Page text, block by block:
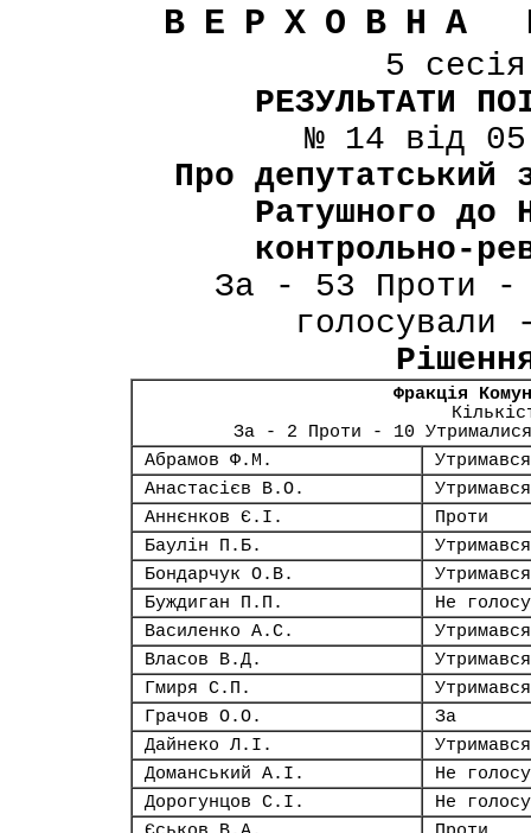
ВЕРХОВНА
5
РЕЗУЛЬТАТИ
№ 14 від
Про депутатський
Ратушного до
контрольно-
За - 53 Проти -
Фракція
За - 2 Проти - 10
Абрамов Ф.М.
Утримався
Анастасієв В.О.
Утримався
Аннєнков Є.І.
Проти
Баулін П.Б.
Утримався
Бондарчук О.В.
Утримався
Буждиган П.П.
Не
Василенко А.С.
Утримався
Власов В.Д.
Утримався
Гмиря С.П.
Утримався
Грачов О.О.
За
Дайнеко Л.І.
Утримався
Доманський А.І.
Не
Дорогунцов С.І.
Не